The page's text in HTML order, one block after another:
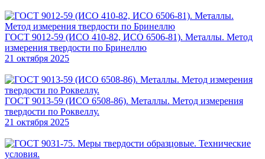
ГОСТ 9012-59 (ИСО 410-82, ИСО 6506-81). Металлы. Метод
измерения твердости по Бринеллю
21 октября 2025
ГОСТ 9013-59 (ИСО 6508-86). Металлы. Метод измерения
твердости по Роквеллу.
21 октября 2025